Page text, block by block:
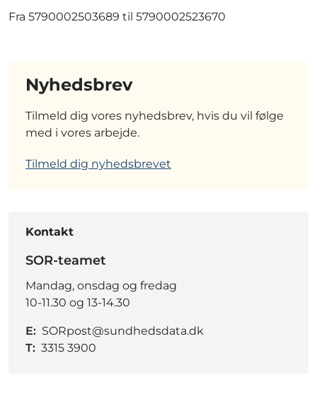
Fra 5790002503689 til 5790002523670
Nyhedsbrev
Tilmeld dig vores nyhedsbrev, hvis du vil følge
med i vores arbejde.
Tilmeld dig nyhedsbrevet
Kontakt
SOR-teamet
Mandag, onsdag og fredag
10-11.30 og 13-14.30
E: SORpost@sundhedsdata.dk
T: 3315 3900